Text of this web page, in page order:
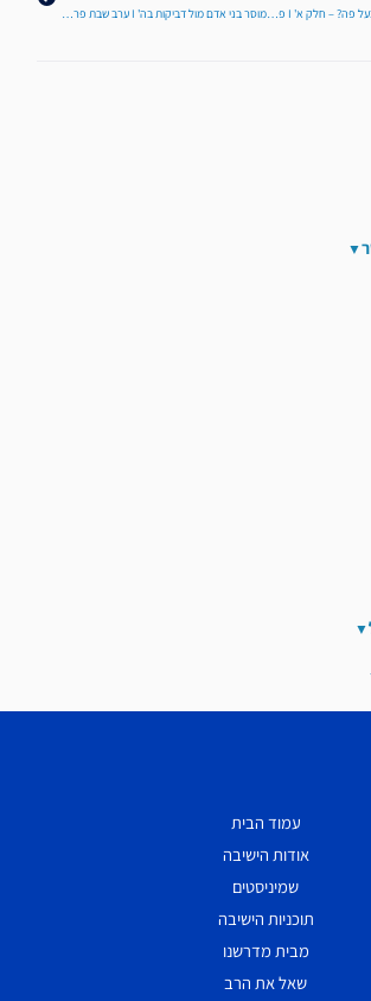
למה צריך את התורה שבעל פה? – חלק א' I פרשת יתרו I הרב אברהם ריבלין שליט"א
עמוד הבית
אודות הישיבה
שמיניסטים
תוכניות הישיבה
מבית מדרשנו
שאל את הרב